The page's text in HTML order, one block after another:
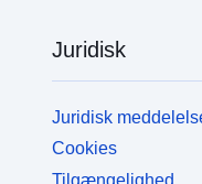
Juridisk
Juridisk
Cookies
Tilgængelighed